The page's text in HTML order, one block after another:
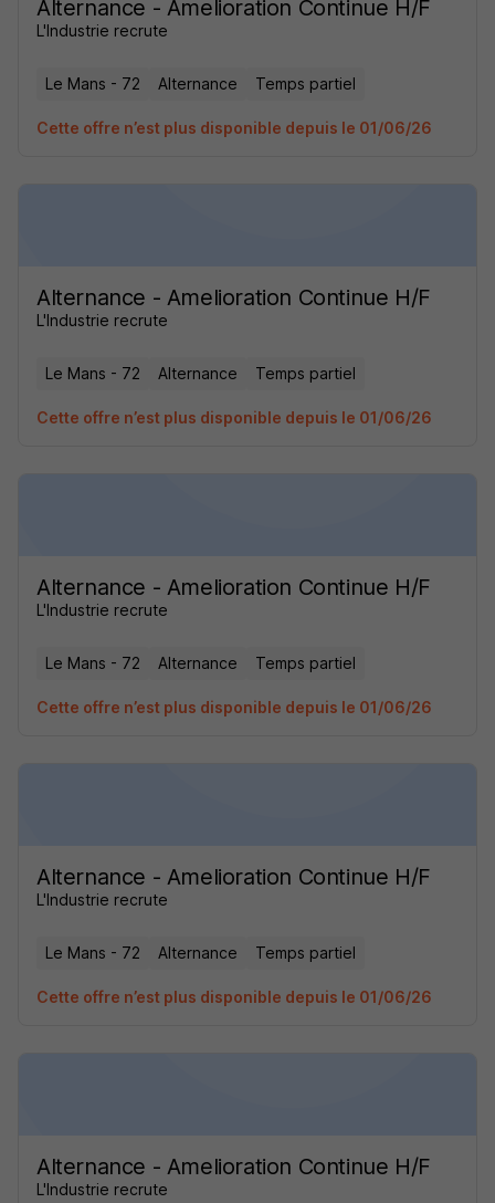
Alternance - Amelioration Continue H/F
L'Industrie recrute
Le Mans - 72 Alternance Temps partiel
Cette offre n’est plus disponible depuis le 01/06/26
Alternance - Amelioration Continue H/F
L'Industrie recrute
Le Mans - 72 Alternance Temps partiel
Cette offre n’est plus disponible depuis le 01/06/26
Alternance - Amelioration Continue H/F
L'Industrie recrute
Le Mans - 72 Alternance Temps partiel
Cette offre n’est plus disponible depuis le 01/06/26
Alternance - Amelioration Continue H/F
L'Industrie recrute
Le Mans - 72 Alternance Temps partiel
Cette offre n’est plus disponible depuis le 01/06/26
Alternance - Amelioration Continue H/F
L'Industrie recrute